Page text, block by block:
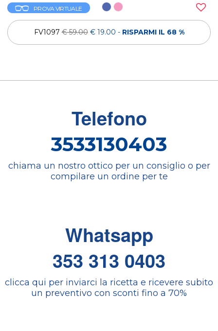
PROVA VIRTUALE
FV1097€ 59.00 € 19.00 - RISPARMI IL 68 %
Telefono
3533130403
chiama un nostro ottico per un consiglio o per
compilare un ordine per te
Whatsapp
353 313 0403
clicca qui per inviarci la ricetta e ricevere subito
un preventivo con sconti fino a 70%